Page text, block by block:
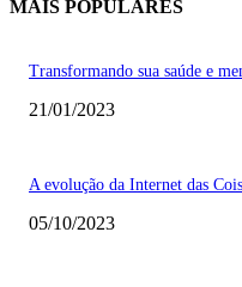
MAIS POPULARES
Transformando sua saúde e
21/01/2023
A evolução da Internet das
05/10/2023